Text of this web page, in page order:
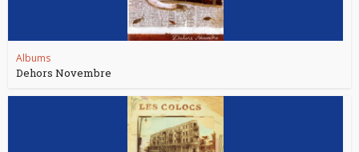
Albums
Dehors Novembre